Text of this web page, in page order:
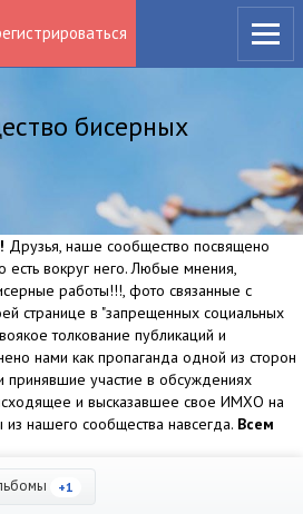
бисерных
Друзья, наше сообщество посвящено
есть вокруг него. Любые мнения,
работы!!!, фото связанные с
странице в "запрещенных социальных
толкование публикаций и
нами как пропаганда одной из сторон
принявшие участие в обсуждениях
и высказавшее свое ИМХО на
нашего сообщества навсегда. Всем
+1